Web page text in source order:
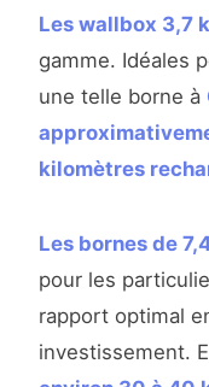
Les wallbox 3,7
gamme. Idéales
une telle borne à
kilomètres
Les bornes de
pour les
rapport optimal
investissement.